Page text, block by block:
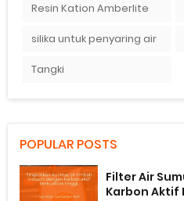
Resin Kation Amberlite
silika untuk penyaring air
Tangki
POPULAR POSTS
Filter Air
Karbon Aktif